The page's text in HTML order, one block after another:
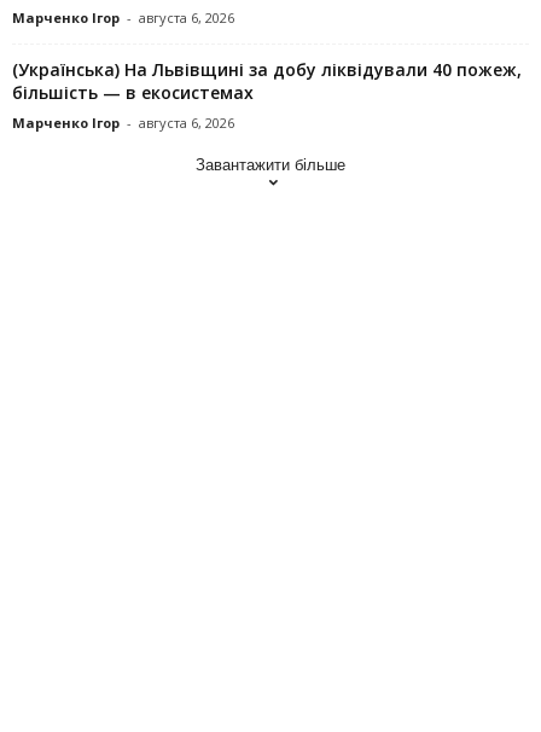
Марченко Ігор - августа 6, 2026
(Українська) На Львівщині за добу ліквідували 40 пожеж,
більшість — в екосистемах
Марченко Ігор - августа 6, 2026
Завантажити більше